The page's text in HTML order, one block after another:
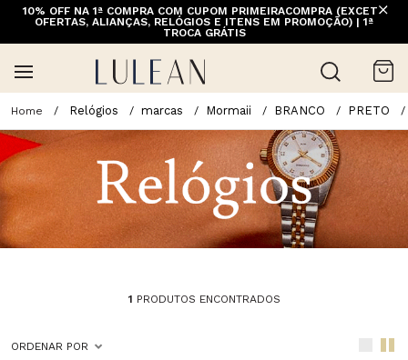
10% OFF NA 1ª COMPRA COM CUPOM PRIMEIRACOMPRA (EXCETO
OFERTAS, ALIANÇAS, RELÓGIOS E ITENS EM PROMOÇÃO) | 1ª
TROCA GRÁTIS
Relógios marcas Mormaii BRANCO PRETO
1 PRODUTOS ENCONTRADOS
ORDENAR POR